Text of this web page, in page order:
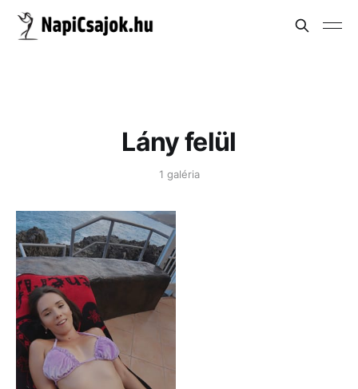
Lány felül
1 galéria